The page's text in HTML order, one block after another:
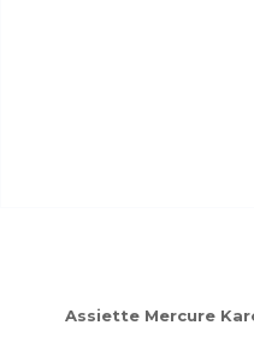
Assiette Mercure